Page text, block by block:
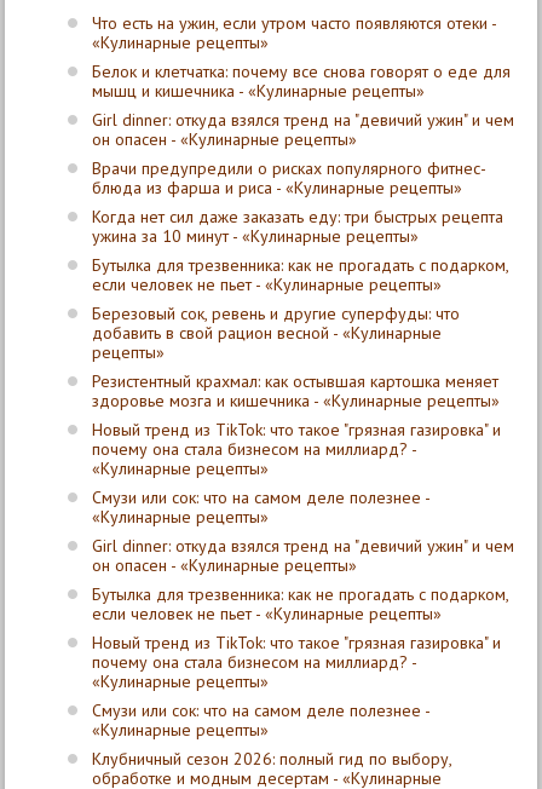
Что есть на ужин, если утром часто появляются отеки -
«Кулинарные рецепты»
Белок и клетчатка: почему все снова говорят о еде для
мышц и кишечника - «Кулинарные рецепты»
Girl dinner: откуда взялся тренд на "девичий ужин" и чем
он опасен - «Кулинарные рецепты»
Врачи предупредили о рисках популярного фитнес-
блюда из фарша и риса - «Кулинарные рецепты»
Когда нет сил даже заказать еду: три быстрых рецепта
ужина за 10 минут - «Кулинарные рецепты»
Бутылка для трезвенника: как не прогадать с подарком,
если человек не пьет - «Кулинарные рецепты»
Березовый сок, ревень и другие суперфуды: что
добавить в свой рацион весной - «Кулинарные
рецепты»
Резистентный крахмал: как остывшая картошка меняет
здоровье мозга и кишечника - «Кулинарные рецепты»
Новый тренд из TikTok: что такое "грязная газировка" и
почему она стала бизнесом на миллиард? -
«Кулинарные рецепты»
Смузи или сок: что на самом деле полезнее -
«Кулинарные рецепты»
Girl dinner: откуда взялся тренд на "девичий ужин" и чем
он опасен - «Кулинарные рецепты»
Бутылка для трезвенника: как не прогадать с подарком,
если человек не пьет - «Кулинарные рецепты»
Новый тренд из TikTok: что такое "грязная газировка" и
почему она стала бизнесом на миллиард? -
«Кулинарные рецепты»
Смузи или сок: что на самом деле полезнее -
«Кулинарные рецепты»
Клубничный сезон 2026: полный гид по выбору,
обработке и модным десертам - «Кулинарные